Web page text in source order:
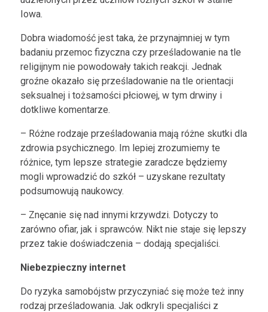
Iowa.
Dobra wiadomość jest taka, że przynajmniej w tym
badaniu przemoc fizyczna czy prześladowanie na tle
religijnym nie powodowały takich reakcji. Jednak
groźne okazało się prześladowanie na tle orientacji
seksualnej i tożsamości płciowej, w tym drwiny i
dotkliwe komentarze.
– Różne rodzaje prześladowania mają różne skutki dla
zdrowia psychicznego. Im lepiej zrozumiemy te
różnice, tym lepsze strategie zaradcze będziemy
mogli wprowadzić do szkół – uzyskane rezultaty
podsumowują naukowcy.
– Znęcanie się nad innymi krzywdzi. Dotyczy to
zarówno ofiar, jak i sprawców. Nikt nie staje się lepszy
przez takie doświadczenia – dodają specjaliści.
Niebezpieczny internet
Do ryzyka samobójstw przyczyniać się może też inny
rodzaj prześladowania. Jak odkryli specjaliści z